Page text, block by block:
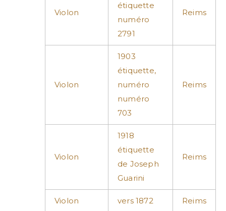
Violon
étiquette
numéro
2791
Reims
Violon
1903
étiquette,
numéro
numéro
703
Reims
Violon
1918
étiquette
de Joseph
Guarini
Reims
Violon vers 1872 Reims